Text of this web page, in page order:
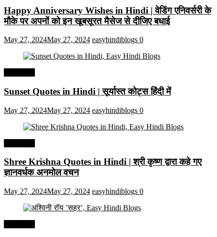
Happy Anniversary Wishes in Hindi | वेडिंग एनिवर्सरी के
मौके पर अपनों को इन खूबसूरत मैसेज से दीजिए बधाई
May 27, 2024May 27, 2024 easyhindiblogs 0
Sunset Quotes in Hindi | सूर्यास्त कोट्स हिंदी में
May 27, 2024May 27, 2024 easyhindiblogs 0
Shree Krishna Quotes in Hindi | श्री कृष्ण द्वारा कहे गए
ज्ञानवर्धक अनमोल वचन
May 27, 2024May 27, 2024 easyhindiblogs 0